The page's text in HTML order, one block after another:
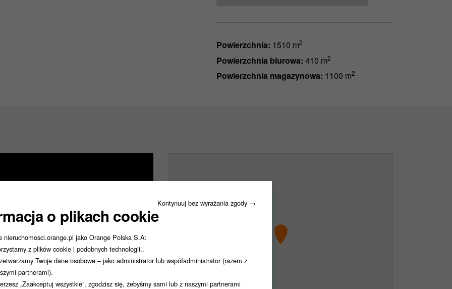
Powierzchnia: 1510 m2
Powierzchnia biurowa: 410 m2
Powierzchnia magazynowa: 1100 m2
Kontynuuj bez wyrażania zgody →
o plikach cookie
nieruchomosci.orange.pl jako Orange Polska S.A:
z plików cookie i podobnych technologii,.
Twoje dane osobowe – jako administrator lub współadministrator (razem z
partnerami).
„Zaakceptuj wszystkie”, zgodzisz się, żebyśmy sami lub z naszymi partnerami